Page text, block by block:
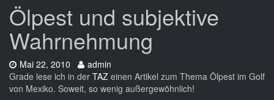
Ölpest und subjektive
Wahrnehmung
Datum:
Mai 22, 2010 Autor:
admin
Grade lese ich in der TAZ einen Artikel zum Thema Ölpest im Golf
von Mexiko. Soweit, so wenig außergewöhnlich!